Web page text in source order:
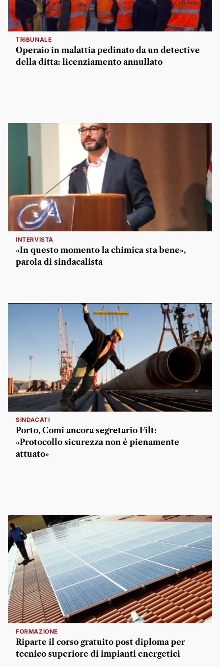
TRIBUNALE
Operaio in malattia pedinato da un detective
della ditta: licenziamento annullato
INTERVISTA
«In questo momento la chimica sta bene»,
parola di sindacalista
SINDACATI
Porto, Comi ancora segretario Filt:
«Protocollo sicurezza non è pienamente
attuato»
FORMAZIONE
Riparte il corso gratuito post diploma per
tecnico superiore di impianti energetici